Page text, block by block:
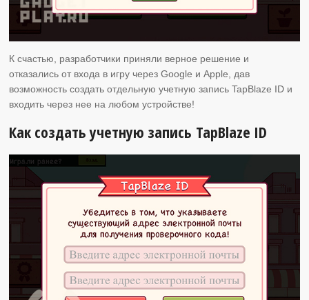
К счастью, разработчики приняли верное решение и
отказались от входа в игру через Google и Apple, дав
возможность создать отдельную учетную запись TapBlaze ID и
входить через нее на любом устройстве!
Как создать учетную запись TapBlaze ID